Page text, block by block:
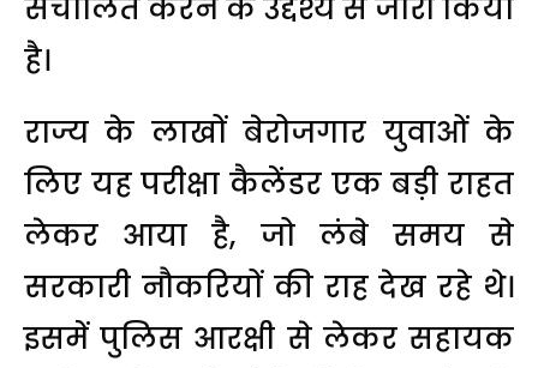
संचालित करने के उद्देश्य से जारी किया
है।
राज्य के लाखों बेरोजगार युवाओं के
लिए यह परीक्षा कैलेंडर एक बड़ी राहत
लेकर आया है, जो लंबे समय से
सरकारी नौकरियों की राह देख रहे थे।
इसमें पुलिस आरक्षी से लेकर सहायक